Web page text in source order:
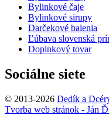
Bylinkové čaje
Bylinkové sirupy
Darčekové balenia
Ľúbava slovenská
Doplnkový tovar
Sociálne siete
© 2013-2026 Dedík a
Tvorba web stránok - Ján